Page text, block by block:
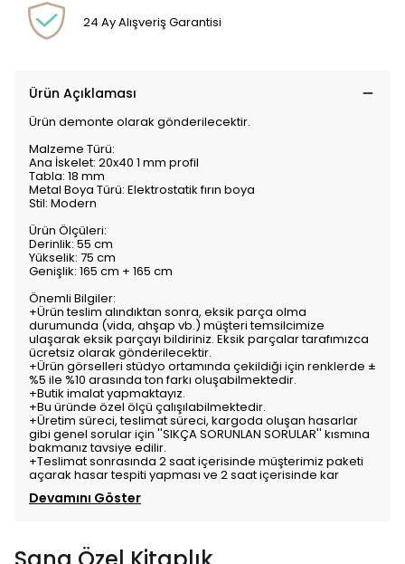
24 Ay Alışveriş Garantisi
Ürün Açıklaması
Ürün demonte olarak gönderilecektir.
Malzeme Türü:
Ana İskelet: 20x40 1 mm profil
Tabla: 18 mm
Metal Boya Türü: Elektrostatik fırın boya
Stil: Modern
Ürün Ölçüleri:
Derinlik: 55 cm
Yükselik: 75 cm
Genişlik: 165 cm + 165 cm
Önemli Bilgiler:
+Ürün teslim alındıktan sonra, eksik parça olma
durumunda (vida, ahşap vb.) müşteri temsilcimize
ulaşarak eksik parçayı bildiriniz. Eksik parçalar tarafımızca
ücretsiz olarak gönderilecektir.
+Ürün görselleri stüdyo ortamında çekildiği için renklerde ±
%5 ile %10 arasında ton farkı oluşabilmektedir.
+Butik imalat yapmaktayız.
+Bu üründe özel ölçü çalışılabilmektedir.
+Üretim süreci, teslimat süreci, kargoda oluşan hasarlar
gibi genel sorular için ''SIKÇA SORUNLAN SORULAR'' kısmına
bakmanız tavsiye edilir.
+Teslimat sonrasında 2 saat içerisinde müşterimiz paketi
açarak hasar tespiti yapması ve 2 saat içerisinde kar
Devamını Göster